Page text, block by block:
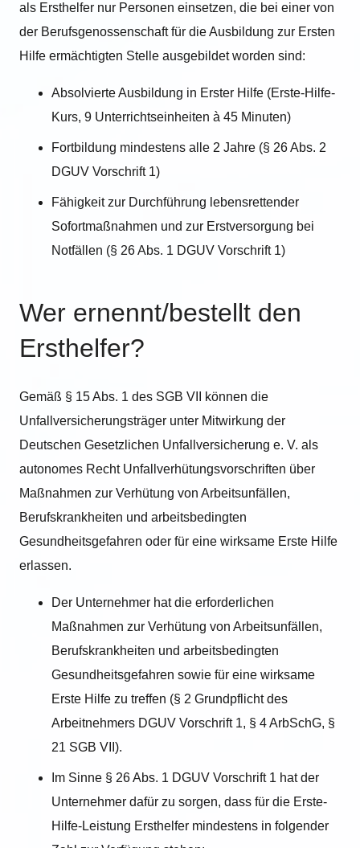
als Ersthelfer nur Personen einsetzen, die bei einer von
der Berufsgenossenschaft für die Ausbildung zur Ersten
Hilfe ermächtigten Stelle ausgebildet worden sind:
Absolvierte Ausbildung in Erster Hilfe (Erste-Hilfe-
Kurs, 9 Unterrichtseinheiten à 45 Minuten)
Fortbildung mindestens alle 2 Jahre (§ 26 Abs. 2
DGUV Vorschrift 1)
Fähigkeit zur Durchführung lebensrettender
Sofortmaßnahmen und zur Erstversorgung bei
Notfällen (§ 26 Abs. 1 DGUV Vorschrift 1)
Wer ernennt/bestellt den
Ersthelfer?
Gemäß § 15 Abs. 1 des SGB VII können die
Unfallversicherungsträger unter Mitwirkung der
Deutschen Gesetzlichen Unfallversicherung e. V. als
autonomes Recht Unfallverhütungsvorschriften über
Maßnahmen zur Verhütung von Arbeitsunfällen,
Berufskrankheiten und arbeitsbedingten
Gesundheitsgefahren oder für eine wirksame Erste Hilfe
erlassen.
Der Unternehmer hat die erforderlichen
Maßnahmen zur Verhütung von Arbeitsunfällen,
Berufskrankheiten und arbeitsbedingten
Gesundheitsgefahren sowie für eine wirksame
Erste Hilfe zu treffen (§ 2 Grundpflicht des
Arbeitnehmers DGUV Vorschrift 1, § 4 ArbSchG, §
21 SGB VII).
Im Sinne § 26 Abs. 1 DGUV Vorschrift 1 hat der
Unternehmer dafür zu sorgen, dass für die Erste-
Hilfe-Leistung Ersthelfer mindestens in folgender